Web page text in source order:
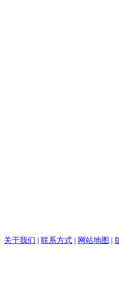
关于我们 | 联系方式 | 网站地图 |